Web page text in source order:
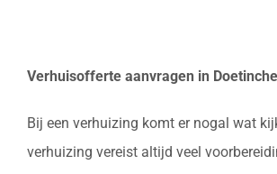
Verhuisofferte aanvragen in
Bij een verhuizing komt er nogal wat
verhuizing vereist altijd veel